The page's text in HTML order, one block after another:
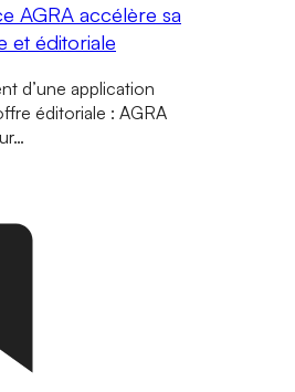
AGRA accélère sa
et éditoriale
d’une application
éditoriale : AGRA